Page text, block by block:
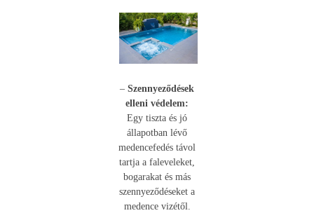
– Szennyeződések
elleni védelem:
Egy tiszta és jó
állapotban lévő
medencefedés távol
tartja a faleveleket,
bogarakat és más
szennyeződéseket a
medence vizétől.